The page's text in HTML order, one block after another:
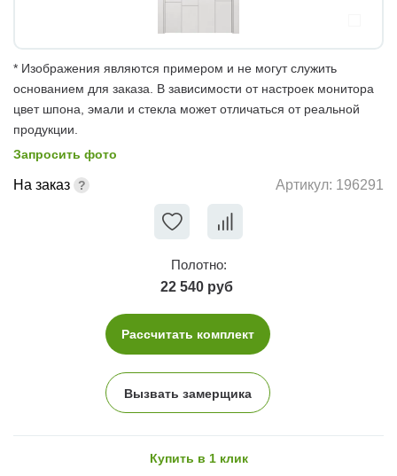
* Изображения являются примером и не могут служить
основанием для заказа. В зависимости от настроек монитора
цвет шпона, эмали и стекла может отличаться от реальной
продукции.
Запросить фото
На заказ Артикул: 196291
Полотно:
22 540 руб
Рассчитать комплект
Вызвать замерщика
Купить в 1 клик